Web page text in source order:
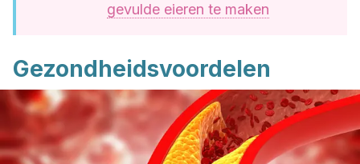
gevulde eieren te maken
Gezondheidsvoordelen